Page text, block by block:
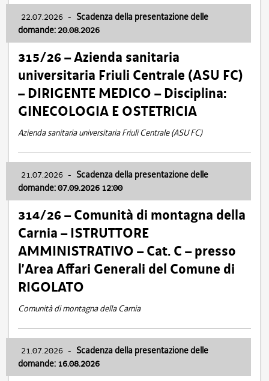
22.07.2026 - Scadenza della presentazione delle
domande: 20.08.2026
315/26 – Azienda sanitaria
universitaria Friuli Centrale (ASU FC)
– DIRIGENTE MEDICO – Disciplina:
GINECOLOGIA E OSTETRICIA
Azienda sanitaria universitaria Friuli Centrale (ASU FC)
21.07.2026 - Scadenza della presentazione delle
domande: 07.09.2026 12:00
314/26 – Comunità di montagna della
Carnia – ISTRUTTORE
AMMINISTRATIVO – Cat. C – presso
l’Area Affari Generali del Comune di
RIGOLATO
Comunità di montagna della Carnia
21.07.2026 - Scadenza della presentazione delle
domande: 16.08.2026